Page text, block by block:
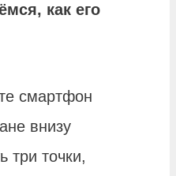
как его
смартфон
внизу
три точки,